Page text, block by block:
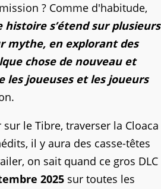
? Comme d'habitude,
histoire s’étend sur plusieurs
mythe, en explorant des
chose de nouveau et
les joueuses et les joueurs
le Tibre, traverser la Cloaca
il y aura des casse-têtes
on sait quand ce gros DLC
2025 sur toutes les